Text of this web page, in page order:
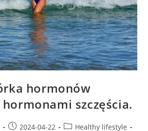
hormonów
szczęścia.
Post2024-04-22
PostHealthy lifestyle